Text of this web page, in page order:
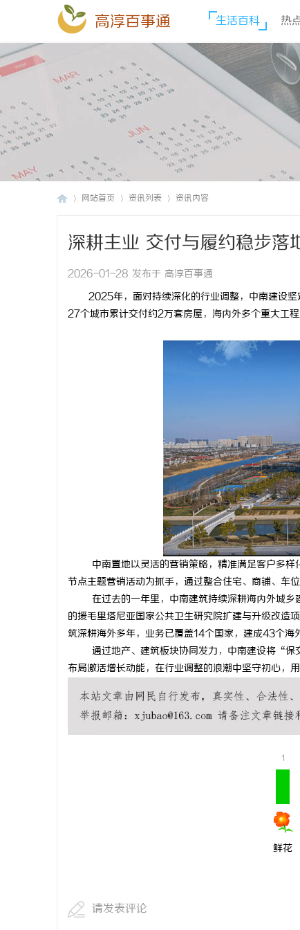
高淳百事通 生活百科 热
网站首页 资讯列表 资讯内容
深耕主业 交付与履约稳步落
2026-01-28 发布于 高淳百事通
2025年，面对持续深化的行业调整，中南建设坚
27个城市累计交付约2万套房屋，海内外多个重大工
中南置地以灵活的营销策略，精准满足客户多样化
节点主题营销活动为抓手，通过整合住宅、商铺、车
在过去的一年里，中南建筑持续深耕海内外城乡
的援毛里塔尼亚国家公共卫生研究院扩建与升级改造
筑深耕海外多年，业务已覆盖14个国家，建成43个海
通过地产、建筑板块协同发力，中南建设将 “保
布局激活增长动能，在行业调整的浪潮中坚守初心，
1
鲜花
请发表评论
蓝狐影视：引领数字娱乐新时代的先锋力量 当二胎